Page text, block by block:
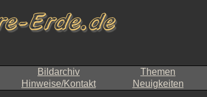
Bildarchiv Themen
Hinweise/Kontakt Neuigkeiten